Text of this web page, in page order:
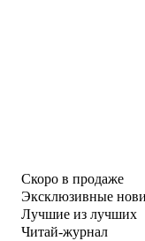
Скоро в продаже
Эксклюзивные
Лучшие из лучших
Читай-журнал